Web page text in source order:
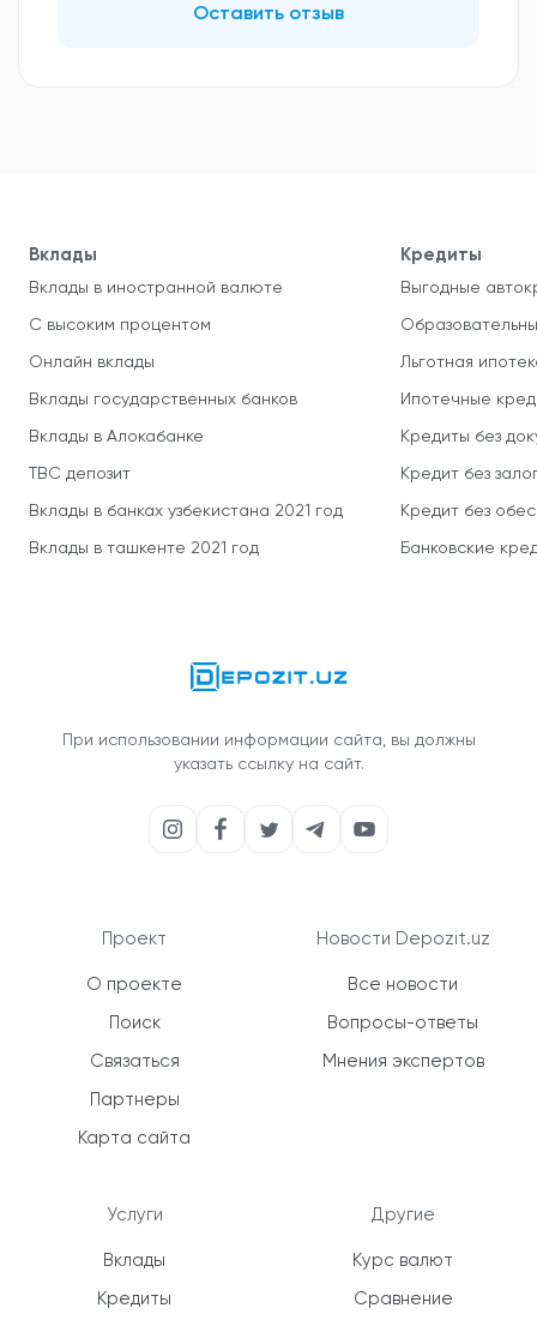
Оставить отзыв
Вклады
Вклады в иностранной валюте
С высоким процентом
Онлайн вклады
Вклады государственных банков
Вклады в Алокабанке
TBC депозит
Вклады в банках узбекистана 2021 год
Вклады в ташкенте 2021 год
Кредиты
Выгодные
Льготная
Ипотечные
Кредиты без
Кредит без
Кредит без
Банковские
При использовании информации сайта, вы должны
указать ссылку на сайт.
Проект
О проекте
Поиск
Связаться
Партнеры
Карта сайта
Услуги
Вклады
Кредиты
Новости Depozit.uz
Все новости
Вопросы-ответы
Мнения экспертов
Другие
Курс валют
Сравнение